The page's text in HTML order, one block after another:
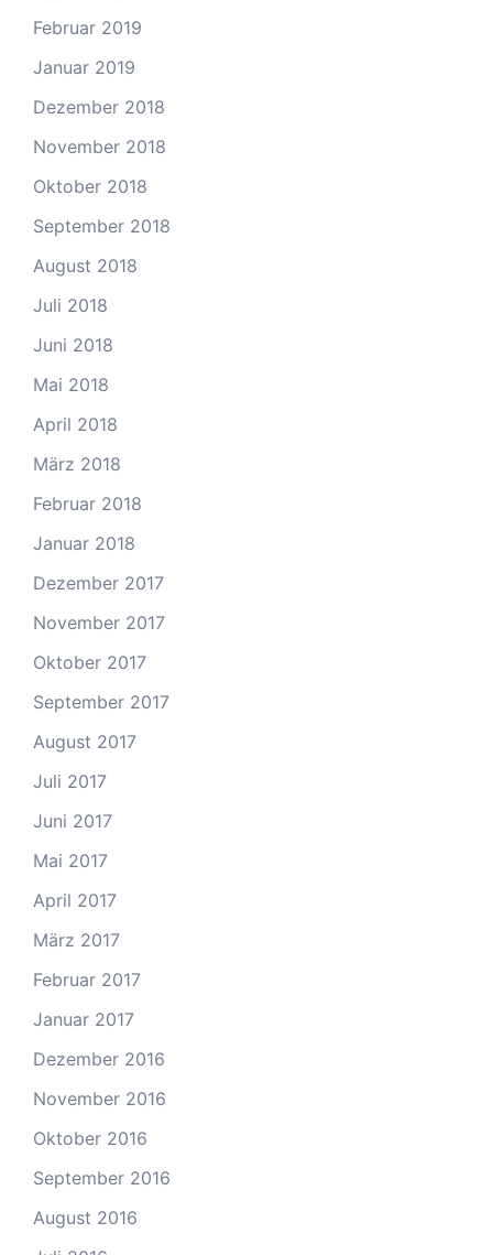
Februar 2019
Januar 2019
Dezember 2018
November 2018
Oktober 2018
September 2018
August 2018
Juli 2018
Juni 2018
Mai 2018
April 2018
März 2018
Februar 2018
Januar 2018
Dezember 2017
November 2017
Oktober 2017
September 2017
August 2017
Juli 2017
Juni 2017
Mai 2017
April 2017
März 2017
Februar 2017
Januar 2017
Dezember 2016
November 2016
Oktober 2016
September 2016
August 2016